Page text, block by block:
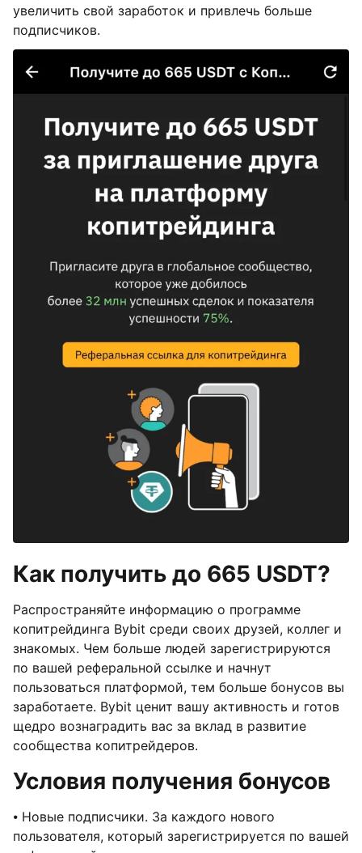
увеличить свой заработок и привлечь больше
подписчиков.
Как получить до 665 USDT?
Распространяйте информацию о программе
копитрейдинга Bybit среди своих друзей, коллег и
знакомых. Чем больше людей зарегистрируются
по вашей реферальной ссылке и начнут
пользоваться платформой, тем больше бонусов вы
заработаете. Bybit ценит вашу активность и готов
щедро вознаградить вас за вклад в развитие
сообщества копитрейдеров.
Условия получения бонусов
⦁ Новые подписчики. За каждого нового
пользователя, который зарегистрируется по вашей